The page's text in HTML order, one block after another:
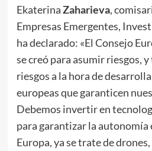
EkaterinaZaharieva,
Empresas Emergentes,
ha declarado: «El Consejo
se creó para asumir riesgos,
riesgos a la hora de
europeas que garanticen
Debemos invertir en
para garantizar la autonomía
Europa, ya se trate de